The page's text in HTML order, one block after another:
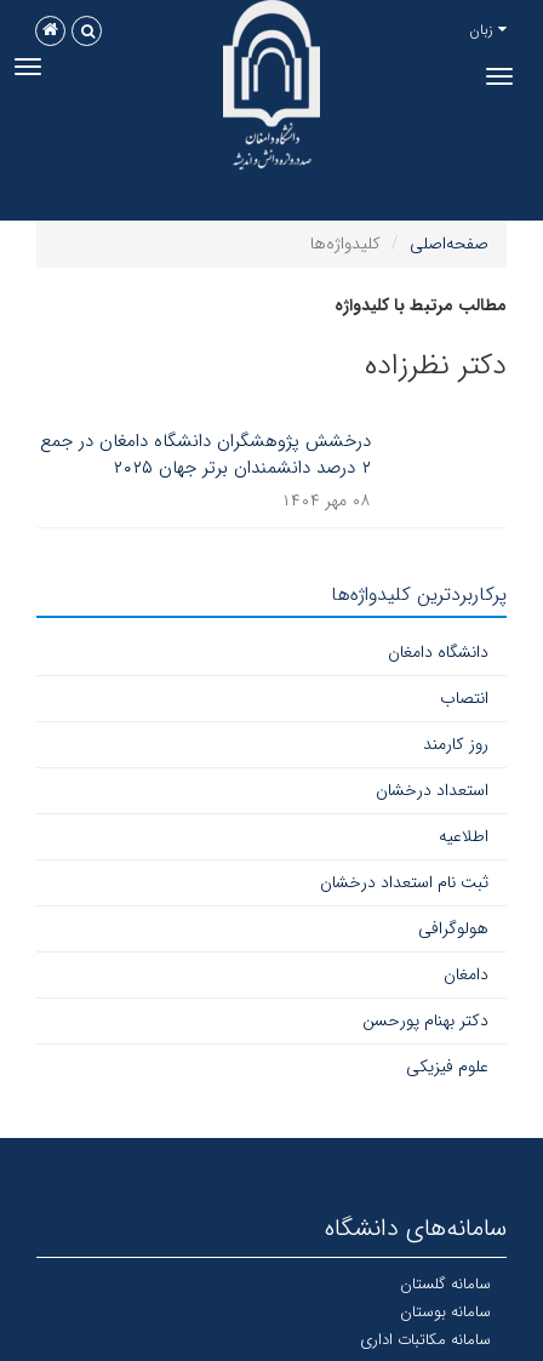
Toggle
زبان
صفحه‌اصلی کلیدواژه‌ها
مطالب مرتبط با کلیدواژه
دکتر نظرزاده
درخشش پژوهشگران دانشگاه دامغان در جمع
۲ درصد دانشمندان برتر جهان ۲۰۲۵
۰۸ مهر ۱۴۰۴
پرکاربردترین کلیدواژه‌ها
دانشگاه دامغان
انتصاب
روز کارمند
استعداد درخشان
اطلاعیه
ثبت نام استعداد درخشان
هولوگرافی
دامغان
دکتر بهنام پورحسن
علوم فیزیکی
سامانه‌های دانشگاه
سامانه گلستان
سامانه بوستان
سامانه مکاتبات اداری